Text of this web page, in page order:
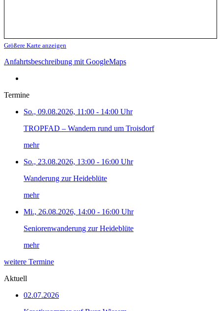
Größere Karte anzeigen
Anfahrtsbeschreibung mit GoogleMaps
Termine
So., 09.08.2026, 11:00 - 14:00 Uhr
TROPFAD – Wandern rund um Troisdorf
mehr
So., 23.08.2026, 13:00 - 16:00 Uhr
Wanderung zur Heideblüte
mehr
Mi., 26.08.2026, 14:00 - 16:00 Uhr
Seniorenwanderung zur Heideblüte
mehr
weitere Termine
Aktuell
02.07.2026